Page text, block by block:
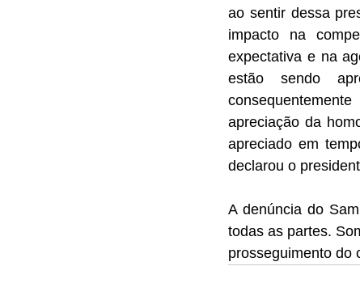
ao sentir dessa
impacto na
expectativa e na
estão sendo
apreciação da
apreciado em
declarou o
A denúncia do
todas as partes.
prosseguimento do